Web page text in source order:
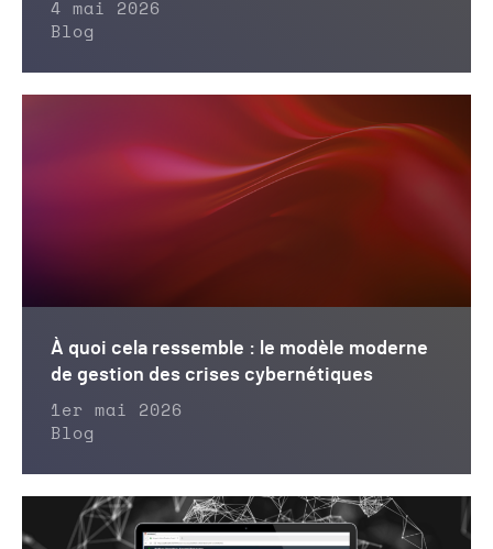
4 mai 2026
Blog
À quoi cela ressemble : le modèle moderne
de gestion des crises cybernétiques
1er mai 2026
Blog